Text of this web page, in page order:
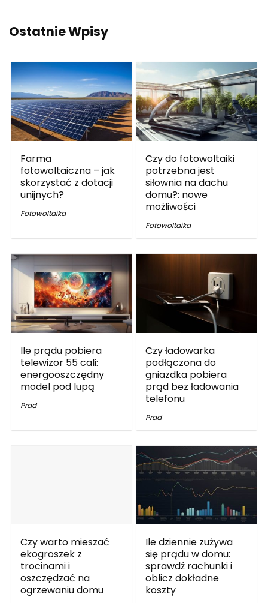
Ostatnie Wpisy
Farma
fotowoltaiczna – jak
skorzystać z dotacji
unijnych?
Fotowoltaika
Czy do fotowoltaiki
potrzebna jest
siłownia na dachu
domu?: nowe
możliwości
Fotowoltaika
Ile prądu pobiera
telewizor 55 cali:
energooszczędny
model pod lupą
Prad
Czy ładowarka
podłączona do
gniazdka pobiera
prąd bez ładowania
telefonu
Prad
Czy warto mieszać
ekogroszek z
trocinami i
oszczędzać na
ogrzewaniu domu
Ile dziennie zużywa
się prądu w domu:
sprawdź rachunki i
oblicz dokładne
koszty